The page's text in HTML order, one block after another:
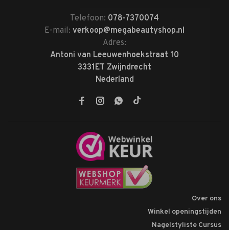
Telefoon: 078-7370074
E-mail: verkoop@megabeautyshop.nl
Adres:
Antoni van Leeuwenhoekstraat 10
3331ET Zwijndrecht
Nederland
Over ons
Winkel openingstijden
Nagelstyliste Cursus